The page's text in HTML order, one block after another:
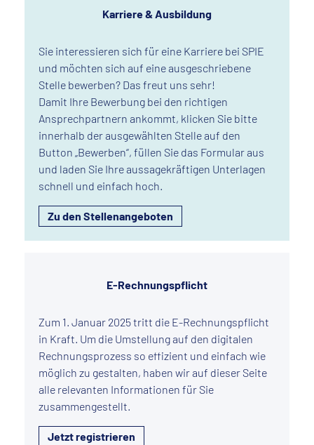
Karriere & Ausbildung
Sie interessieren sich für eine Karriere bei SPIE
und möchten sich auf eine ausgeschriebene
Stelle bewerben? Das freut uns sehr!
Damit Ihre Bewerbung bei den richtigen
Ansprechpartnern ankommt, klicken Sie bitte
innerhalb der ausgewählten Stelle auf den
Button „Bewerben“, füllen Sie das Formular aus
und laden Sie Ihre aussagekräftigen Unterlagen
schnell und einfach hoch.
Zu den Stellenangeboten
E-Rechnungspflicht
Zum 1. Januar 2025 tritt die E-Rechnungspflicht
in Kraft. Um die Umstellung auf den digitalen
Rechnungsprozess so effizient und einfach wie
möglich zu gestalten, haben wir auf dieser Seite
alle relevanten Informationen für Sie
zusammengestellt.
Jetzt registrieren